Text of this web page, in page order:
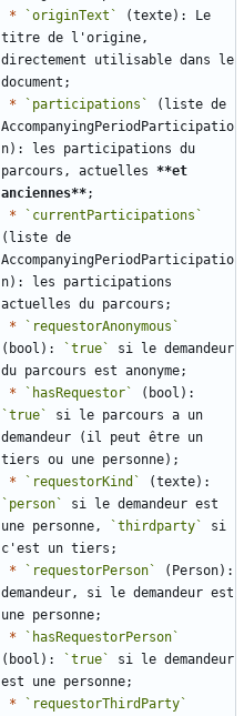
*
`originText`
(texte): Le
titre de l'origine,
directement utilisable dans le
*
`participations`
(liste de
AccompanyingPeriodParticipatio
n): les participations du
parcours, actuelles **et
anciennes**
*
`currentParticipations`
(liste de
AccompanyingPeriodParticipatio
n): les participations
*
`requestorAnonymous`
(bool):
`true`
si le demandeur
*
`hasRequestor`
`true`
si le parcours a un
demandeur (il peut être un
*
`requestorKind`
`person`
si le demandeur est
une personne,
`thirdparty`
si
*
`requestorPerson`
(Person):
demandeur, si le demandeur est
*
`hasRequestorPerson`
(bool):
`true`
si le demandeur
*
`requestorThirdParty`